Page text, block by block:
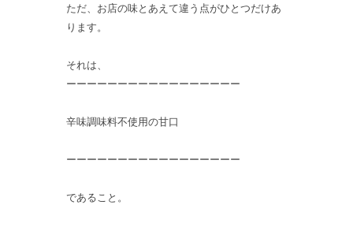
ただ、お店の味とあえて違う点がひとつだけあ
ります。
それは、
ーーーーーーーーーーーーーーーーー
辛味調味料不使用の甘口
ーーーーーーーーーーーーーーーーー
であること。